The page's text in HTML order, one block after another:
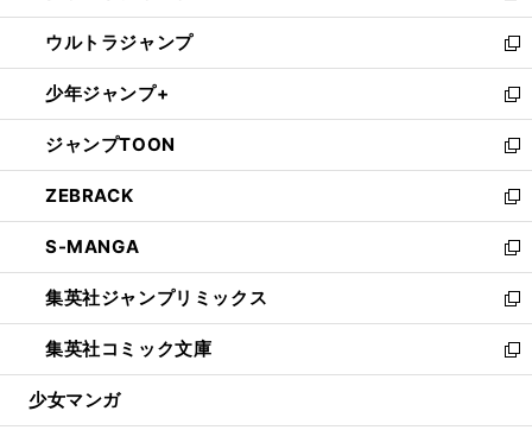
開
く
ウ
で
開
く
ン
ド
ウ
で
開
く
ウ
ィ
ン
ド
ウ
で
開
く
し
い
ウ
ィ
ン
ド
ウ
で
開
く
ウルトラジャンプ
新
し
い
ウ
ィ
ン
ド
ウ
で
開
く
少年ジャンプ+
新
し
い
ウ
ィ
ン
ド
ウ
で
開
く
ジャンプTOON
新
し
い
ウ
ィ
ン
ド
ウ
で
開
ZEBRACK
新
し
い
ウ
ィ
ン
ド
ウ
開
S-MANGA
新
し
い
ウ
ィ
ン
集英社ジャンプリミックス
新
し
い
ウ
集英社コミック文庫
新
し
少女マンガ